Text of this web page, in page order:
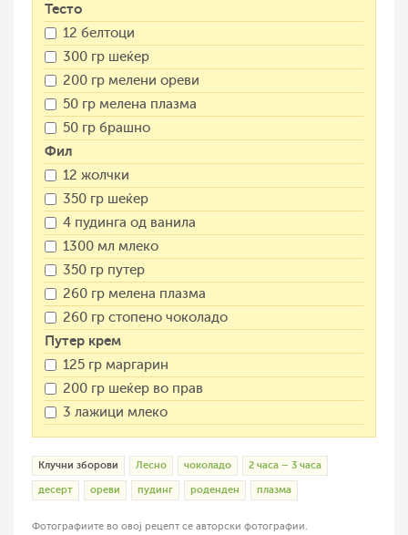
Тесто
12 белтоци
300 гр шеќер
200 гр мелени ореви
50 гр мелена плазма
50 гр брашно
Фил
12 жолчки
350 гр шеќер
4 пудинга од ванила
1300 мл млеко
350 гр путер
260 гр мелена плазма
260 гр стопено чоколадо
Путер крем
125 гр маргарин
200 гр шеќер во прав
3 лажици млеко
Клучни зборови Лесно чоколадо 2 часа – 3 часа
десерт ореви пудинг роденден плазма
Фотографиите во овој рецепт се авторски фотографии.